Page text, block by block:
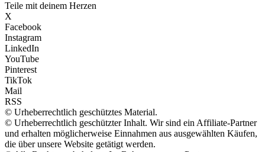
Teile mit deinem Herzen
X
Facebook
Instagram
LinkedIn
YouTube
Pinterest
TikTok
Mail
RSS
© Urheberrechtlich geschütztes Material.
© Urheberrechtlich geschützter Inhalt. Wir sind ein Affiliate-Partner
und erhalten möglicherweise Einnahmen aus ausgewählten Käufen,
die über unsere Website getätigt werden.